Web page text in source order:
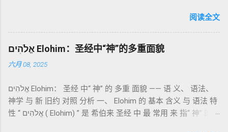
团契的象征； 赎罪祭 （chatat）：针对无意之罪的遮盖； 赎愆
祭 （asham）：针对特定罪行的赔偿与赎回。 这些制度不是单
纯宗教仪式，而是 神提供给罪人恢复关系的方式 。 希伯来文
祂的子民得洁净并维系同在。 三、祭司制度与敬拜秩序 亚伦与
记》强调他们的洁净、服饰、行为都必须与神的圣洁相称。 祭
司是 圣所的看守者、律法的教导者与百姓的代求者 。他们的失
败（如拿答与亚比户擅献凡火）立刻带来神的审判（利10
世纪），虽不在犹太/基督教主流正典之内（ 埃塞俄比亚正教
吉兹语（埃塞俄比亚语） 保存， 死海古卷 出土了多份 阿拉姆
语 残卷，另有 希腊文 片段，显示其广泛流传。 《一以诺书》
大体由五部分组成（作者与年代各异）： 《守望者之书》（1–
通婚、巨人（尼非利人）的出现，以及神对其囚禁与审判。
《比喻/相似喻之书》（37–71） ：频繁出现“ 那位人子/拣选
者/义者 ”，刻画末世审判与王权。 《天文之书》（72–82） ：
阅读全文
אֱלֹהִים Elohim：圣经中“神”的多重面貌
六月 08, 2025
אֱלֹהִים Elohim： 圣经 中“ 神” 的 多重 面貌 —— 语 义、 语法、
神学 与 新 旧约 对照 分析 一、 Elohim 的 基本 含义 与 语法 特
性 “ אֱלֹהִים ( Elohim) ” 是 希伯来 圣经 中 最 常用 来 指“ 神” 的